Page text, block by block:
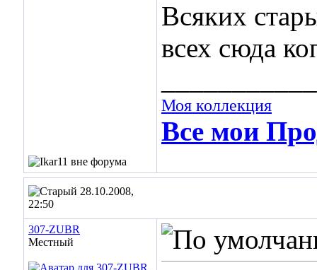
Всяких
всех сюда
Моя коллекция
Все мои
28.10.2008,
22:50
307-ZUBR
Местный